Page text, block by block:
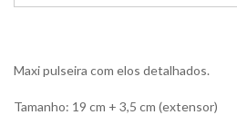
Maxi pulseira com elos detalhados.
Tamanho: 19 cm + 3,5 cm (extensor)